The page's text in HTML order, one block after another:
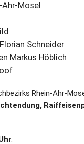
Ahr-Mosel
Schneider
Markus Höblich
Rhein-Ahr-
.